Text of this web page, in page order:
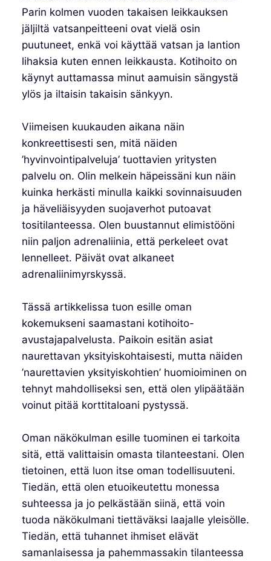
Parin kolmen vuoden takaisen leikkauksen
jäljiltä vatsanpeitteeni ovat vielä osin
puutuneet, enkä voi käyttää vatsan ja lantion
lihaksia kuten ennen leikkausta. Kotihoito on
käynyt auttamassa minut aamuisin sängystä
ylös ja iltaisin takaisin sänkyyn.
Viimeisen kuukauden aikana näin
konkreettisesti sen, mitä näiden
’hyvinvointipalveluja’ tuottavien yritysten
palvelu on. Olin melkein häpeissäni kun näin
kuinka herkästi minulla kaikki sovinnaisuuden
ja häveliäisyyden suojaverhot putoavat
tositilanteessa. Olen buustannut elimistööni
niin paljon adrenaliinia, että perkeleet ovat
lennelleet. Päivät ovat alkaneet
adrenaliinimyrskyssä.
Tässä artikkelissa tuon esille oman
kokemukseni saamastani kotihoito-
avustajapalvelusta. Paikoin esitän asiat
naurettavan yksityiskohtaisesti, mutta näiden
’naurettavien yksityiskohtien’ huomioiminen on
tehnyt mahdolliseksi sen, että olen ylipäätään
voinut pitää korttitaloani pystyssä.
Oman näkökulman esille tuominen ei tarkoita
sitä, että valittaisin omasta tilanteestani. Olen
tietoinen, että luon itse oman todellisuuteni.
Tiedän, että olen etuoikeutettu monessa
suhteessa ja jo pelkästään siinä, että voin
tuoda näkökulmani tiettäväksi laajalle yleisölle.
Tiedän, että tuhannet ihmiset elävät
samanlaisessa ja pahemmassakin tilanteessa